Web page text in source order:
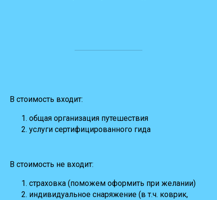
В стоимость входит:
общая организация путешествия
услуги сертифицированного гида
В стоимость не входит:
страховка (поможем оформить при желании)
индивидуальное снаряжение (в т.ч. коврик,